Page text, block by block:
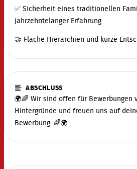
✅ Sicherheit eines traditionellen
jahrzehntelanger Erfahrung
🤝 Flache Hierarchien und kurze
ABSCHLUSS
🌍🌈 Wir sind offen für Bewerbungen
Hintergründe und freuen uns auf
Bewerbung. 🌈🌍